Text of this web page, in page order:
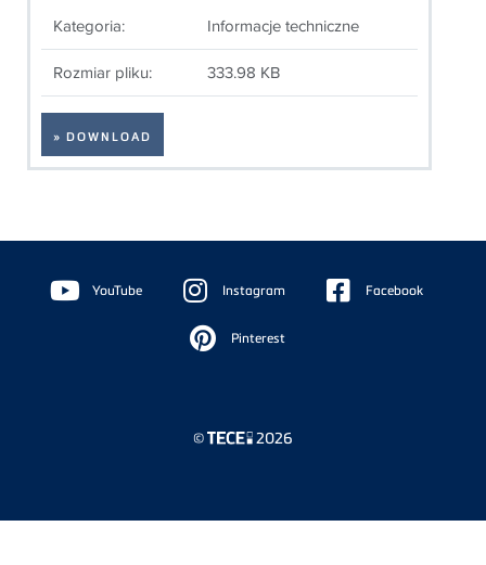
Kategoria: Informacje techniczne
Rozmiar pliku: 333.98 KB
» DOWNLOAD
Floating
Sidebar YouTube Instagram Facebook
Pinterest
© 2026